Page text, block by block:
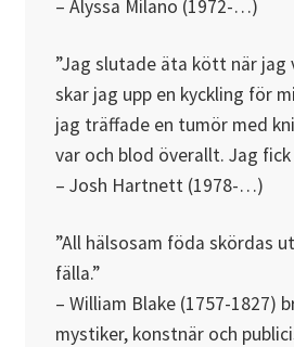
– Alyssa Milano (1972-…)
”Jag slutade äta kött när jag
skar jag upp en kyckling för
jag träffade en tumör med
var och blod överallt. Jag fick
– Josh Hartnett (1978-…)
”All hälsosam föda skördas
fälla.”
– William Blake (1757-1827)
mystiker, konstnär och